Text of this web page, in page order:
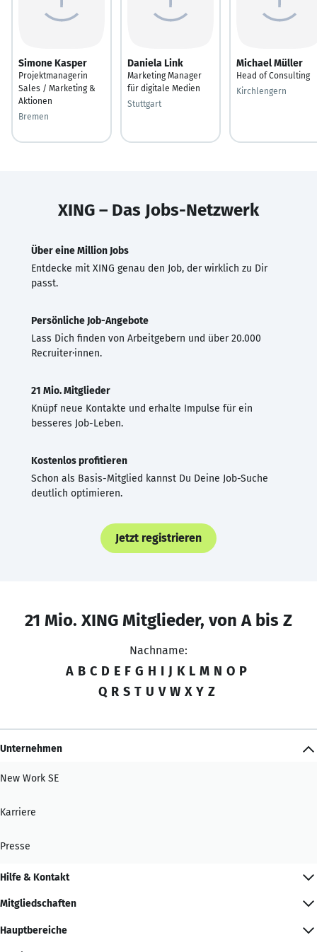
Simone Kasper
Projektmanagerin
Sales / Marketing &
Aktionen
Bremen
Daniela Link
Marketing Manager
für digitale Medien
Stuttgart
Michael Müller
Head of Consulting
Kirchlengern
XING – Das Jobs-Netzwerk
Über eine Million Jobs
Entdecke mit XING genau den Job, der wirklich zu Dir
passt.
Persönliche Job-Angebote
Lass Dich finden von Arbeitgebern und über 20.000
Recruiter·innen.
21 Mio. Mitglieder
Knüpf neue Kontakte und erhalte Impulse für ein
besseres Job-Leben.
Kostenlos profitieren
Schon als Basis-Mitglied kannst Du Deine Job-Suche
deutlich optimieren.
Jetzt registrieren
21 Mio. XING Mitglieder, von A bis Z
Nachname:
A B C D E F G H I J K L M N O P
Q R S T U V W X Y Z
Unternehmen
New Work SE
Karriere
Presse
Hilfe & Kontakt
Mitgliedschaften
Hauptbereiche